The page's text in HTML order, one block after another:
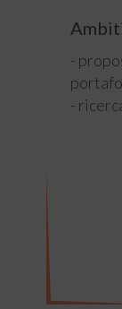
-
-